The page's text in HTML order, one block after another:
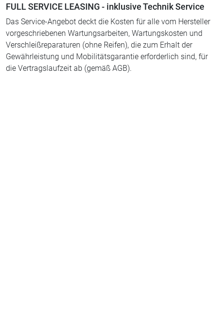
FULL SERVICE LEASING - inklusive Technik Service
Das Service-Angebot deckt die Kosten für alle vom Hersteller
vorgeschriebenen Wartungsarbeiten, Wartungskosten und
Verschleißreparaturen (ohne Reifen), die zum Erhalt der
Gewährleistung und Mobilitätsgarantie erforderlich sind, für
die Vertragslaufzeit ab (gemäß AGB).